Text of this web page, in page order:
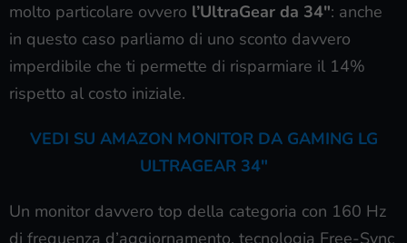
molto particolare ovvero l’UltraGear da 34″: anche
in questo caso parliamo di uno sconto davvero
imperdibile che ti permette di risparmiare il 14%
rispetto al costo iniziale.
VEDI SU AMAZON MONITOR DA GAMING LG
ULTRAGEAR 34″
Un monitor davvero top della categoria con 160 Hz
di frequenza d’aggiornamento, tecnologia Free-Sync